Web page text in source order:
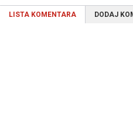
LISTA KOMENTARA DODAJ